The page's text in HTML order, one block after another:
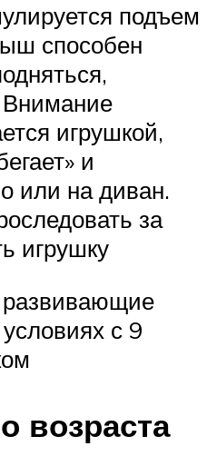
подъем
способен
Внимание
игрушкой,
и
или на диван.
за
игрушку
с 9
возраста